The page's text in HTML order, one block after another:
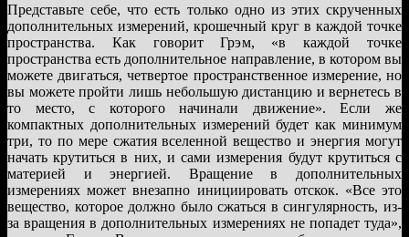
Представьте себе, что есть только одно из этих скрученных
дополнительных измерений, крошечный круг в каждой точке
пространства. Как говорит Грэм, «в каждой точке
пространства есть дополнительное направление, в котором вы
можете двигаться, четвертое пространственное измерение, но
вы можете пройти лишь небольшую дистанцию и вернетесь в
то место, с которого начинали движение». Если же
компактных дополнительных измерений будет как минимум
три, то по мере сжатия вселенной вещество и энергия могут
начать крутиться в них, и сами измерения будут крутиться с
материей и энергией. Вращение в дополнительных
измерениях может внезапно инициировать отскок. «Все это
вещество, которое должно было сжаться в сингулярность, из-
за вращения в дополнительных измерениях не попадет туда»,